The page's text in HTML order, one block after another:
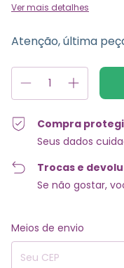
Ver mais detalhes
Atenção, última
Compra
Seus dados
Trocas e
Se não gostar,
Entregas para o CEP:
Meios de envio